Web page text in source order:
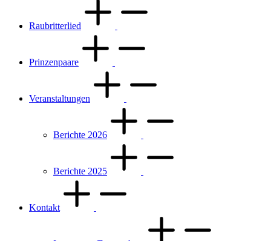
Raubritterlied
Prinzenpaare
Veranstaltungen
Berichte 2026
Berichte 2025
Kontakt